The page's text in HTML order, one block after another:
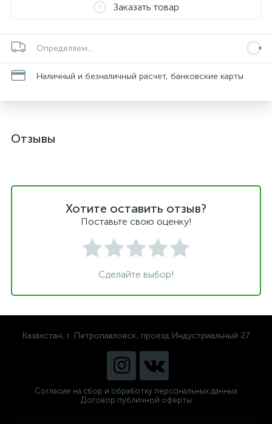
Заказать товар
Определяем...
Наличный и безналичный расчет, банковские карты
Отзывы
Хотите оставить отзыв?
Поставьте свою оценку!
Сделайте выбор!
Казахстан, г. Петропавловск, проезд Индустриальный 27
Согласие на сбор и обработку персональных данных
Договор публичной оферты